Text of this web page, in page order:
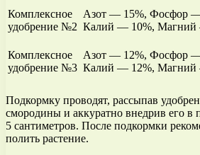
Комплексное
удобрение №2
Азот — 15%, Фосфор
Калий — 10%,
Комплексное
удобрение №3
Азот — 12%, Фосфор
Калий — 12%,
Подкормку проводят, рассыпав
смородины и аккуратно внедрив его в
5 сантиметров. После подкормки
полить растение.